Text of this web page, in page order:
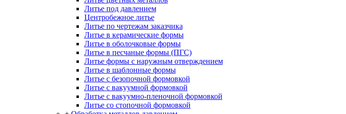
Литье под давлением
Центробежное литье
Литье по чертежам заказчика
Литье в керамические формы
Литье в оболочковые формы
Литье в песчаные формы (ПГС)
Литье формы с наружным отверждением
Литье в шаблонные формы
Литье с безопочной формовкой
Литье с вакуумной формовкой
Литье с вакуумно-пленочной формовкой
Литье со стопочной формовкой